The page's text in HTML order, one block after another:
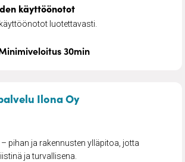
käyttöönotot
luotettavasti.
30min
Ilona Oy– Kiinteistöhuolto
pihan ja rakennusten ylläpitoa, jotta
ja turvallisena.